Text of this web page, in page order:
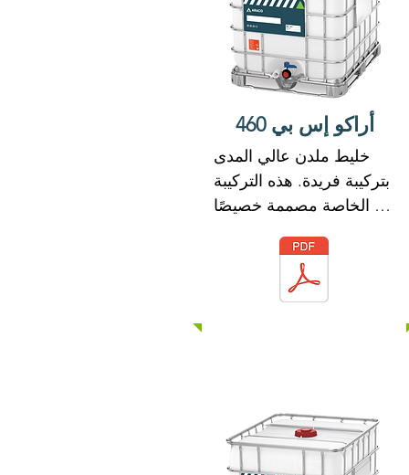
أي كلوريدات مضافة عن
قصد ولن يبدأ أو يساهم في
تآكل حديد التسليح الموجود
في الخرسانة.
متطلبات ASTM C-494
أنواع G
أراكو إس بي 460
خليط ملدن عالي المدى
بتركيبة فريدة. هذه التركيبة
الخاصة مصممة خصيصًا
الهيدروليكية.
ARACO SP 460 لها تأثير
تشتيت قوي مع العناصر
الميكانيكية.
لا يحتوي ARACO SP 460